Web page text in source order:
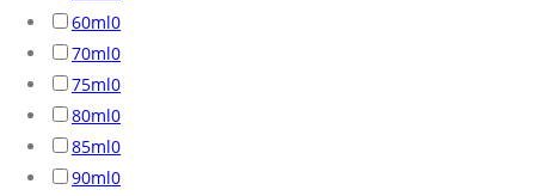
60ml0
70ml0
75ml0
80ml0
85ml0
90ml0